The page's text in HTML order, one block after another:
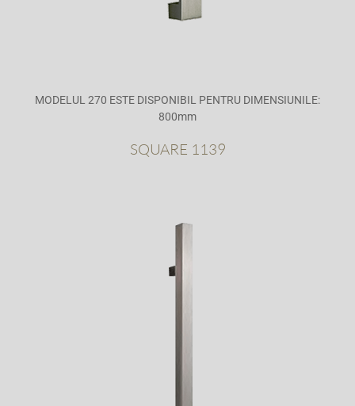
MODELUL 270 ESTE DISPONIBIL PENTRU DIMENSIUNILE:
800mm
SQUARE 1139